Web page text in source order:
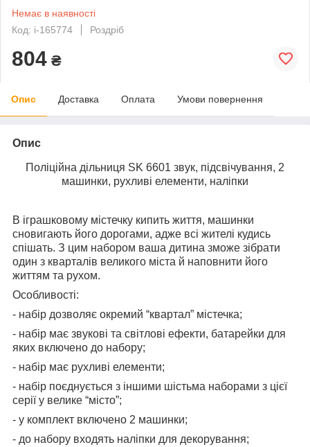
Немає в наявності
Код: i-165774
Роздріб
804 ₴
Опис Доставка Оплата Умови повернення
Опис
Поліційна дільниця SK 6601 звук, підсвічування, 2
машинки, рухливі елементи, наліпки
В іграшковому містечку кипить життя, машинки
сновигають його дорогами, адже всі жителі кудись
спішать. З цим набором ваша дитина зможе зібрати
один з кварталів великого міста й наповнити його
життям та рухом.
Особливості:
- набір дозволяє окремий “квартал” містечка;
- набір має звукові та світлові ефекти, батарейки для
яких включено до набору;
- набір має рухливі елементи;
- набір поєднується з іншими шістьма наборами з цієї
серії у велике “місто”;
- у комплект включено 2 машинки;
- до набору входять наліпки для декорування;